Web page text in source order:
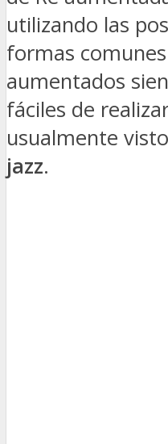
utilizando las
formas
aumentados
fáciles de
usualmente
jazz.